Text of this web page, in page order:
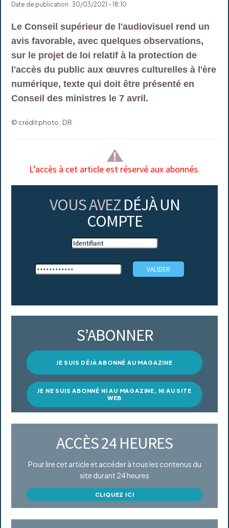
Date de publication : 30/03/2021 - 18:10
Le Conseil supérieur de l'audiovisuel rend un
avis favorable, avec quelques observations,
sur le projet de loi relatif à la protection de
l'accès du public aux œuvres culturelles à l'ère
numérique, texte qui doit être présenté en
Conseil des ministres le 7 avril.
© crédit photo : DR
L’accès à cet article est réservé aux abonnés.
VOUS AVEZ DÉJÀ UN
COMPTE
S’ABONNER
JE SUIS DÉJÀ ABONNÉ AU MAGAZINE
JE NE SUIS ABONNÉ NI AU MAGAZINE, NI AU SITE
WEB
ACCÈS 24 HEURES
Pour lire cet article et accéder à tous les contenus du
site durant 24 heures
CLIQUEZ ICI